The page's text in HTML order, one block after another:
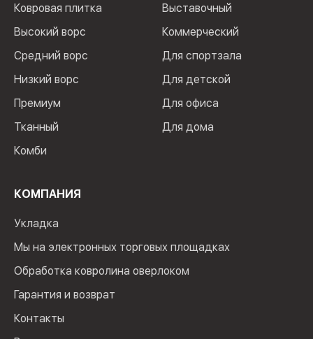
Ковровая плитка
Высокий ворс
Средний ворс
Низкий ворс
Премиум
Тканный
Комби
Выставочный
Коммерческий
Для спортзала
Для детской
Для офиса
Для дома
КОМПАНИЯ
Укладка
Мы на электронных торговых площадках
Обработка ковролина оверлоком
Гарантия и возврат
Контакты